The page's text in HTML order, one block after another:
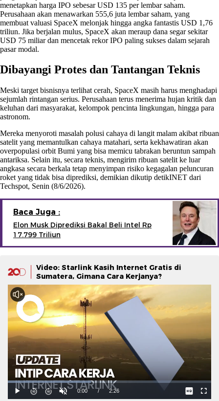
menetapkan harga IPO sebesar USD 135 per lembar saham.
Perusahaan akan menawarkan 555,6 juta lembar saham, yang
membuat valuasi SpaceX melonjak hingga angka fantastis USD 1,76
triliun. Jika berjalan mulus, SpaceX akan meraup dana segar sekitar
USD 75 miliar dan mencetak rekor IPO paling sukses dalam sejarah
pasar modal.
Dibayangi Protes dan Tantangan Teknis
Meski target bisnisnya terlihat cerah, SpaceX masih harus menghadapi
sejumlah rintangan serius. Perusahaan terus menerima hujan kritik dan
keluhan dari masyarakat, kelompok pencinta lingkungan, hingga para
astronom.
Mereka menyoroti masalah polusi cahaya di langit malam akibat ribuan
satelit yang memantulkan cahaya matahari, serta kekhawatiran akan
overpopulasi orbit Bumi yang bisa memicu tabrakan beruntun sampah
antariksa. Selain itu, secara teknis, mengirim ribuan satelit ke luar
angkasa secara berkala tetap menyimpan risiko kegagalan peluncuran
roket yang tidak bisa diprediksi, demikian dikutip detikINET dari
Techspot, Senin (8/6/2026).
Baca Juga :
Elon Musk Diprediksi Bakal Beli Intel Rp
17.799 Triliun
Video: Starlink Kasih Internet Gratis di
Sumatera, Gimana Cara Kerjanya?